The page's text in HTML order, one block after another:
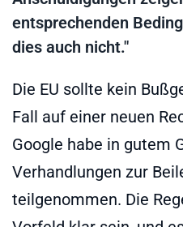
entsprechenden
dies auch nicht."
Die EU sollte kein
Fall auf einer neuen
Google habe in gutem
Verhandlungen zur
teilgenommen. Die